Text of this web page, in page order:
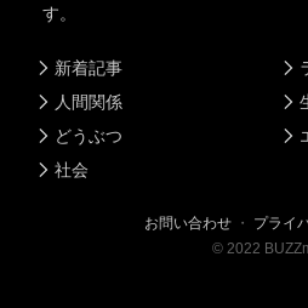
す。
新着記事
人間関係
どうぶつ
社会
お問い合わせ ・ プライ
© 2022